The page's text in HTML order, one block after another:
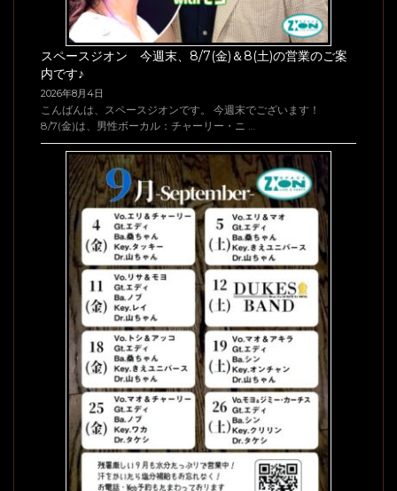
スペースジオン 今週末、8/7(金)＆8(土)の営業のご案
内です♪
2026年8月4日
こんばんは、スペースジオンです。 今週末でございます！
8/7(金)は、男性ボーカル：チャーリー・ニ …